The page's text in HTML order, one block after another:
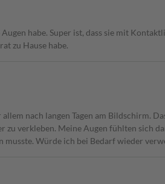
habe. Super ist, dass sie mit
zu Hause habe.
nach langen Tagen am Bildschirm.
zu verkleben. Meine Augen fühlten sich
Würde ich bei Bedarf wieder